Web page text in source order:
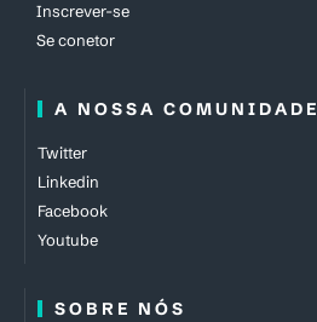
Inscrever-se
Se conetor
A NOSSA COMUNIDADE
Twitter
Linkedin
Facebook
Youtube
SOBRE NÓS